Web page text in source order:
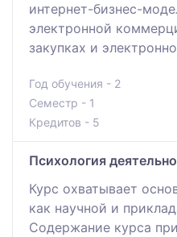
интернет-бизнес-
электронной
закупках и
Год обучения - 2
Семестр - 1
Кредитов - 5
Психология
Курс охватывает
как научной и
Содержание курса